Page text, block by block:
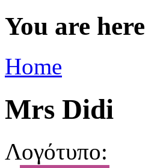
You are here
Home
Mrs Didi
Λογότυπο: